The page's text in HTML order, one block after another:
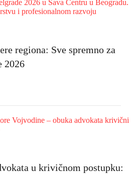
regiona: Sve spremno za
2026
u krivičnom postupku: